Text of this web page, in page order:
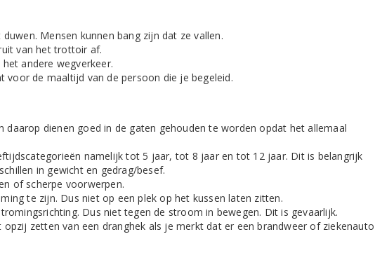
Mensen kunnen bang zijn dat ze vallen.
van het trottoir af.
andere wegverkeer.
voor de maaltijd van de persoon die je begeleid.
daarop dienen goed in de gaten gehouden te worden opdat het allemaal
namelijk tot 5 jaar, tot 8 jaar en tot 12 jaar. Dit is belangrijk
in gewicht en gedrag/besef.
of scherpe voorwerpen.
te zijn. Dus niet op een plek op het kussen laten zitten.
Dus niet tegen de stroom in bewegen. Dit is gevaarlijk.
opzij zetten van een dranghek als je merkt dat er een brandweer of ziekenauto